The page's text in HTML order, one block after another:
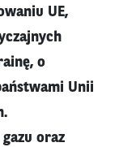
UE,
o
Unii
oraz